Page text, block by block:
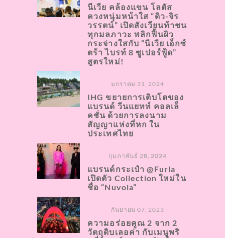
นีเวีย คล้องแขน โลตัส
ควงหนุ่มหน้าใส “ดิว-จิร
วรรตน์” เปิดสังเวียนท้าชน
ทุกมลภาวะ พลิกฟื้นผิว
กระจ่างใสกับ “นีเวีย เอ็กซ์
ตร้า ไบรท์ 8 ซูเปอร์ฟู้ด”
สูตรใหม่!
มกราคม 31, 2024
IHG ขยายการเติบโตของ
แบรนด์ วีนแยทท์ คอลเล็
คชั่น ด้วยการลงนาม
สัญญาแห่งที่หก ใน
ประเทศไทย
กุมภาพันธ์ 28, 2024
แบรนด์กระเป๋า @Furla
เปิดตัว Collection ใหม่ใน
ชื่อ “Nuvola”
กันยายน 07, 2023
ความอร่อยคูณ 2 จาก 2
วัตถุดิบเลอค่า กับเมนูพริ